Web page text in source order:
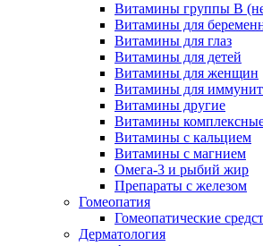
Витамины группы В
Витамины для
Витамины для глаз
Витамины для детей
Витамины для женщин
Витамины для
Витамины другие
Витамины
Витамины с кальцием
Витамины с магнием
Омега-3 и рыбий жир
Препараты с железом
Гомеопатия
Гомеопатические
Дерматология